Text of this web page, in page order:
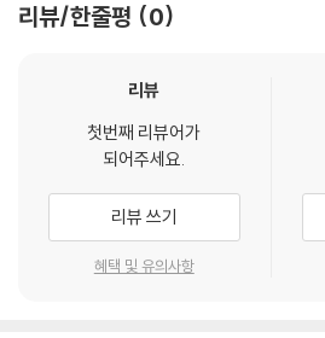
리뷰/한줄평 0
리뷰
첫번째 리뷰어가
되어주세요.
리뷰 쓰기
혜택 및 유의사항